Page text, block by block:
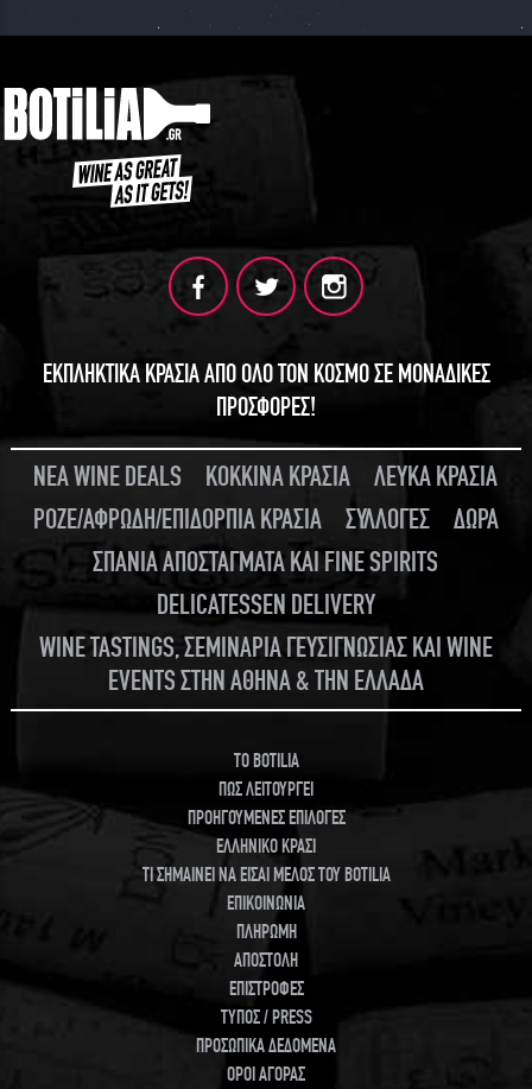
ΕΚΠΛΗΚΤΙΚΑ ΚΡΑΣΙΑ ΑΠΟ ΟΛΟ ΤΟΝ ΚΟΣΜΟ ΣΕ ΜΟΝΑΔΙΚΕΣ
ΠΡΟΣΦΟΡΕΣ!
ΝΕΑ WINE DEALS ΚΟΚΚΙΝΑ ΚΡΑΣΙΑ
ΛΕΥΚΑ ΚΡΑΣΙΑ
ΡΟΖΕ/ΑΦΡΩΔΗ/ΕΠΙΔΟΡΠΙΑ ΚΡΑΣΙΑ
ΣΥΛΛΟΓΕΣ
ΔΩΡΑ
ΣΠΑΝΙΑ ΑΠΟΣΤΑΓΜΑΤΑ ΚΑΙ FINE SPIRITS
DELICATESSEN DELIVERY
WINE TASTINGS, ΣΕΜΙΝΑΡΙΑ ΓΕΥΣΙΓΝΩΣΙΑΣ ΚΑΙ WINE
EVENTS ΣΤΗΝ ΑΘΗΝΑ & ΤΗΝ ΕΛΛΑΔΑ
TO BOTILIA
ΠΩΣ ΛΕΙΤΟΥΡΓΕΙ
ΠΡΟΗΓΟΥΜΕΝΕΣ ΕΠΙΛΟΓΕΣ
ΕΛΛΗΝΙΚΟ ΚΡΑΣΙ
ΤΙ ΣΗΜΑΙΝΕΙ ΝΑ ΕΙΣΑΙ ΜΕΛΟΣ ΤΟΥ BOTILIA
ΕΠΙΚΟΙΝΩΝΙΑ
ΠΛΗΡΩΜΗ
ΑΠΟΣΤΟΛΗ
ΕΠΙΣΤΡΟΦΕΣ
ΤΥΠΟΣ / PRESS
ΠΡΟΣΩΠΙΚΑ ΔΕΔΟΜΕΝΑ
ΟΡΟΙ ΑΓΟΡΑΣ